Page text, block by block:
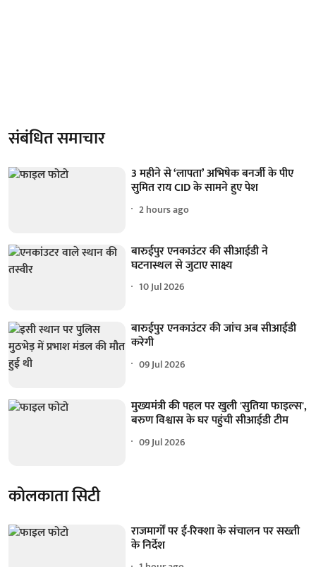
संबंधित समाचार
3 महीने से ‘लापता’ अभिषेक बनर्जी के पीए
सुमित राय CID के सामने हुए पेश
2 hours ago
बारुईपुर एनकाउंटर की सीआईडी ने
घटनास्थल से जुटाए साक्ष्य
10 Jul 2026
बारुईपुर एनकाउंटर की जांच अब सीआईडी
करेगी
09 Jul 2026
मुख्यमंत्री की पहल पर खुली 'सुतिया फाइल्स',
बरुण विश्वास के घर पहुंची सीआईडी टीम
09 Jul 2026
कोलकाता सिटी
राजमार्गों पर ई-रिक्शा के संचालन पर सख्ती
के निर्देश